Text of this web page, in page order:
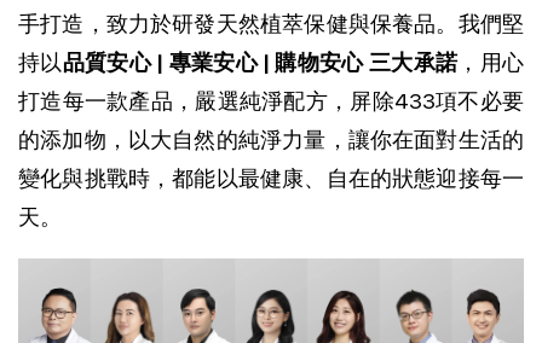
手打造，致力於研發天然植萃保健與保養品。我們堅
持以品質安心 | 專業安心 | 購物安心 三大承諾，用心
打造每一款產品， 嚴選純淨配方，屏除433項不必要
的添加物，以大自然的純淨力量，讓你在面對生活的
變化與挑戰時，都能以最健康、自在的狀態迎接每一
天。